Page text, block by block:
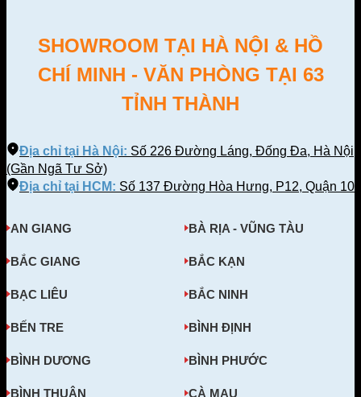
SHOWROOM TẠI HÀ NỘI & HỒ
CHÍ MINH - VĂN PHÒNG TẠI 63
TỈNH THÀNH
Địa chỉ tại Hà Nội: Số 226 Đường Láng, Đống Đa, Hà Nội
(Gần Ngã Tư Sở)
Địa chỉ tại HCM: Số 137 Đường Hòa Hưng, P12, Quận 10
AN GIANG BÀ RỊA - VŨNG TÀU
BẮC GIANG BẮC KẠN
BẠC LIÊU BẮC NINH
BẾN TRE BÌNH ĐỊNH
BÌNH DƯƠNG BÌNH PHƯỚC
BÌNH THUẬN CÀ MAU